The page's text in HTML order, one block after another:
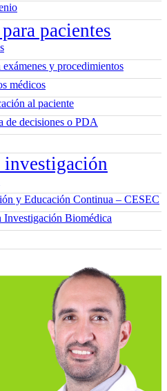
pacientes
exámenes y procedimientos
médicos
al paciente
de decisiones o PDA
investigación
y Educación Continua – CESEC
Investigación Biomédica